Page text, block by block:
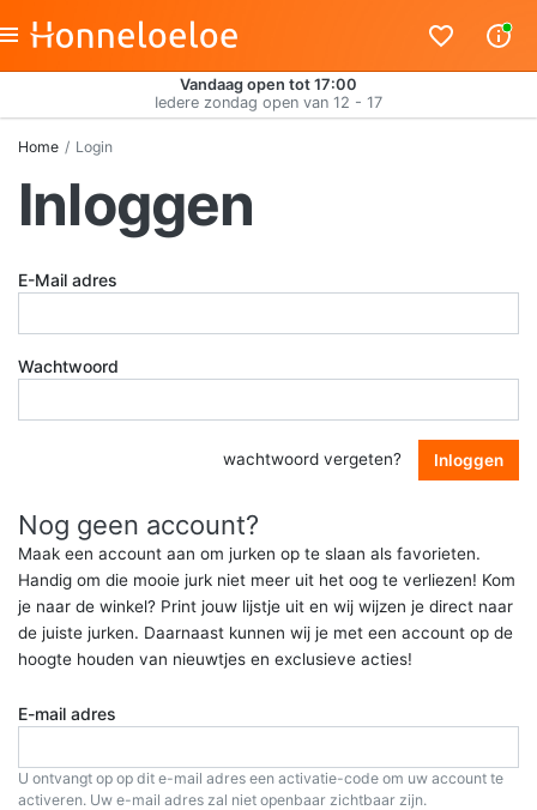
Vandaag open tot 17:00
Iedere zondag open van 12 - 17
Home Login
Inloggen
E-Mail adres
Wachtwoord
wachtwoord vergeten? Inloggen
Nog geen account?
Maak een account aan om jurken op te slaan als favorieten.
Handig om die mooie jurk niet meer uit het oog te verliezen! Kom
je naar de winkel? Print jouw lijstje uit en wij wijzen je direct naar
de juiste jurken. Daarnaast kunnen wij je met een account op de
hoogte houden van nieuwtjes en exclusieve acties!
E-mail adres
U ontvangt op op dit e-mail adres een activatie-code om uw account te
activeren. Uw e-mail adres zal niet openbaar zichtbaar zijn.